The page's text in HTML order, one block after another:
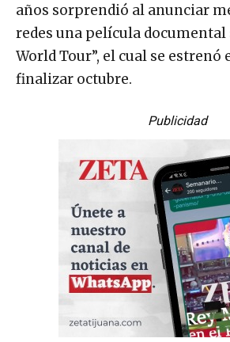
años sorprendió al anunciar
redes una película documental
World Tour”, el cual se estrenó
finalizar octubre.
Publicidad